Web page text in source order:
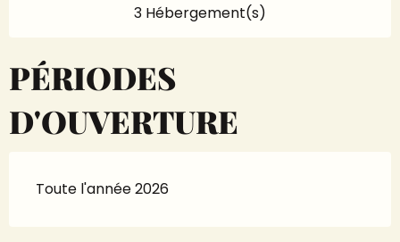
3 Hébergement(s)
PÉRIODES
D'OUVERTURE
Toute l'année 2026